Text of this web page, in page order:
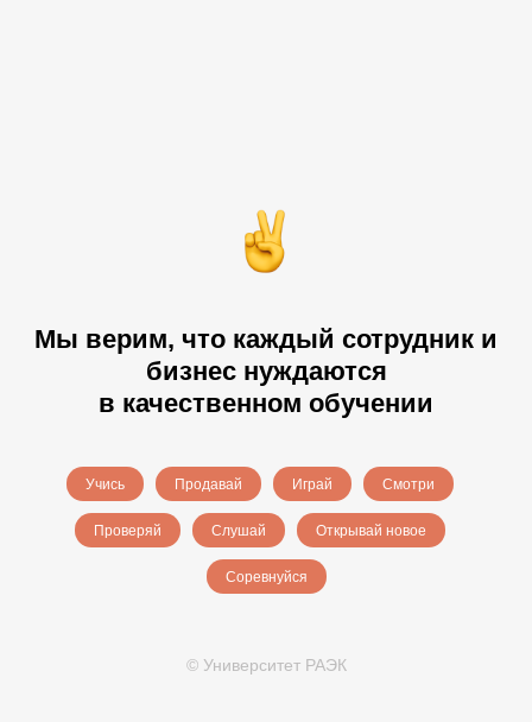
Мы верим, что каждый сотрудник и
бизнес нуждаются
в качественном обучении
Учись Продавай Играй Смотри
Проверяй Слушай Открывай новое
Соревнуйся
© Университет РАЭК